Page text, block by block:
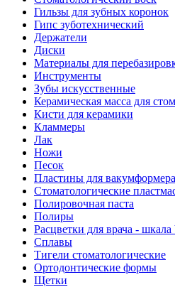
Гильзы для зубных коронок
Гипс зуботехнический
Держатели
Диски
Материалы для
Инструменты
Зубы искусственные
Керамическая масса для
Кисти для керамики
Кламмеры
Лак
Ножи
Песок
Пластины для вакумформера
Стоматологические
Полировочная паста
Полиры
Расцветки для врача - шкала
Сплавы
Тигели стоматологические
Ортодонтические формы
Щетки